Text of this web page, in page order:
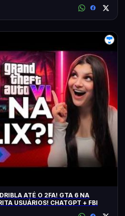
ATÉ O 2FA! GTA 6 NA
USUÁRIOS! CHATGPT + FBI